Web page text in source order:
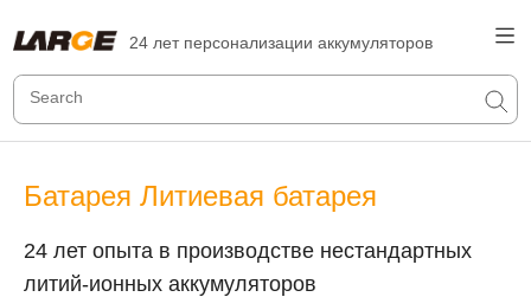
24 лет персонализации аккумуляторов
Батарея Литиевая батарея
24 лет опыта в производстве нестандартных
литий-ионных аккумуляторов